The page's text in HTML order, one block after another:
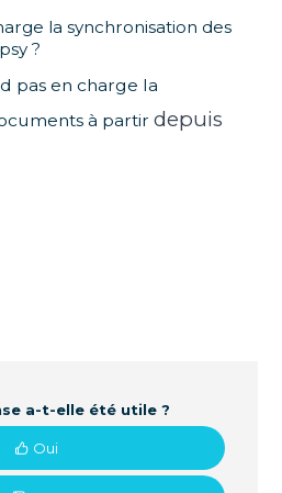
la synchronisation des
?
pas en charge la
à partirdepuis
a-t-elle été utile ?
Oui